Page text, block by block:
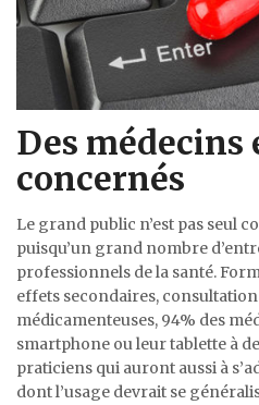
Des médecins
concernés
Le grand public n’est pas seul
puisqu’un grand nombre
professionnels de la santé.
effets secondaires, consultation
médicamenteuses, 94% des
smartphone ou leur tablette à
praticiens qui auront aussi à
dont l’usage devrait se